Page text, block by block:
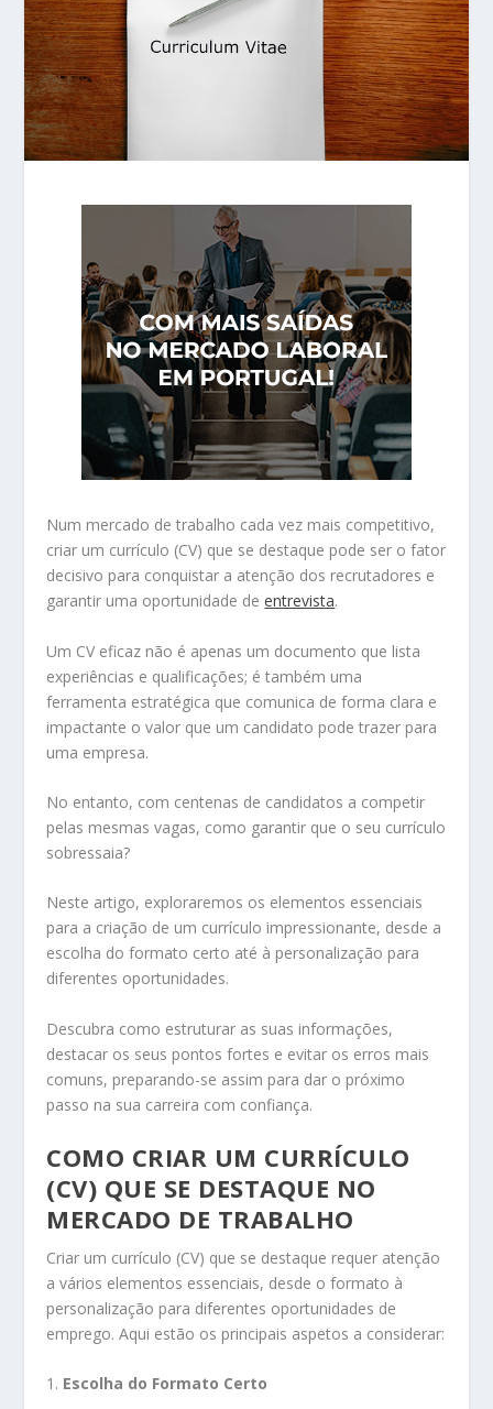
Num mercado de trabalho cada vez mais competitivo,
criar um currículo (CV) que se destaque pode ser o fator
decisivo para conquistar a atenção dos recrutadores e
garantir uma oportunidade deentrevista.
Um CV eficaz não é apenas um documento que lista
experiências e qualificações; é também uma
ferramenta estratégica que comunica de forma clara e
impactante o valor que um candidato pode trazer para
uma empresa.
No entanto, com centenas de candidatos a competir
pelas mesmas vagas, como garantir que o seu currículo
sobressaia?
Neste artigo, exploraremos os elementos essenciais
para a criação de um currículo impressionante, desde a
escolha do formato certo até à personalização para
diferentes oportunidades.
Descubra como estruturar as suas informações,
destacar os seus pontos fortes e evitar os erros mais
comuns, preparando-se assim para dar o próximo
passo na sua carreira com confiança.
COMO CRIAR UM CURRÍCULO
(CV) QUE SE DESTAQUE NO
MERCADO DE TRABALHO
Criar um currículo (CV) que se destaque requer atenção
a vários elementos essenciais, desde o formato à
personalização para diferentes oportunidades de
emprego. Aqui estão os principais aspetos a considerar:
1. Escolha do Formato Certo